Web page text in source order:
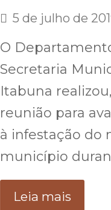
5 de julho de
O
Secretaria
Itabuna
reunião para
à infestação do
município
Leia mais